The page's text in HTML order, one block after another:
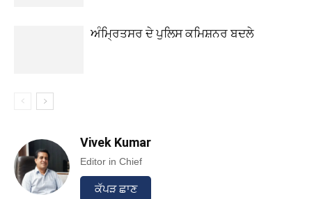
ਅੰਮ੍ਰਿਤਸਰ ਦੇ ਪੁਲਿਸ ਕਮਿਸ਼ਨਰ ਬਦਲੇ
Vivek Kumar
Editor in Chief
ਕੱਪੜ ਛਾਣ